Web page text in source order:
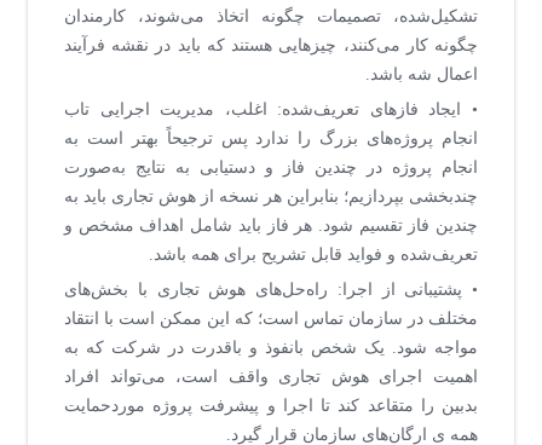
تشکیل‌شده، تصمیمات چگونه اتخاذ می‌شوند، کارمندان
چگونه کار می‌کنند، چیزهایی هستند که باید در نقشه فرآیند
اعمال شه باشد.
• ایجاد فازهای تعریف‌شده: اغلب، مدیریت اجرایی تاب
انجام پروژه‌های بزرگ را ندارد پس ترجیحاً بهتر است به
انجام پروژه در چندین فاز و دستیابی به نتایج به‌صورت
چندبخشی بپردازیم؛ بنابراین هر نسخه از هوش تجاری باید به
چندین فاز تقسیم شود. هر فاز باید شامل اهداف مشخص و
تعریف‌شده و فواید قابل تشریح برای همه باشد.
• پشتیبانی از اجرا: راه‌حل‌های هوش تجاری با بخش‌های
مختلف در سازمان تماس است؛ که این ممکن است با انتقاد
مواجه شود. یک شخص بانفوذ و باقدرت در شرکت که به
اهمیت اجرای هوش تجاری واقف است، می‌تواند افراد
بدبین را متقاعد کند تا اجرا و پیشرفت پروژه موردحمایت
همه ی ارگان‌های سازمان قرار گیرد.